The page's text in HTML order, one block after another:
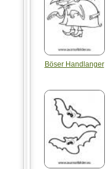
Böser Handlanger